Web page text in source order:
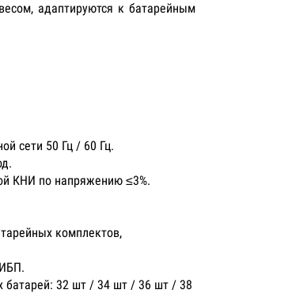
адаптируются к батарейным
сети 50 Гц / 60 Гц.
КНИ по напряжению ≤3%.
комплектов,
батарей: 32 шт / 34 шт / 36 шт / 38